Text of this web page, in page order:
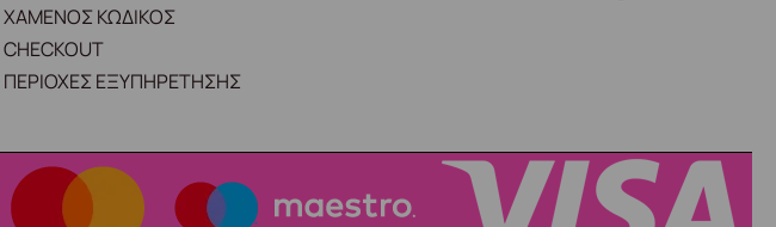
ΧΑΜΕΝΟΣ ΚΩΔΙΚΟΣ
CHECKOUT
ΠΕΡΙΟΧΕΣ ΕΞΥΠΗΡΕΤΗΣΗΣ